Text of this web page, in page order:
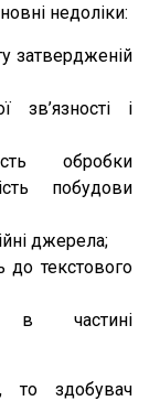
недоліки:
затвердженій
зв’язності і
обробки
побудови
джерела;
до текстового
в частині
то здобувач